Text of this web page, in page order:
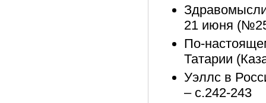
21 июня
По-
Татарии
Уэллс в
– с.242-243